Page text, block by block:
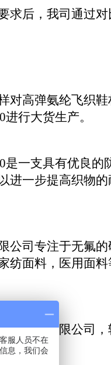
求后，我司通过
对高弹氨纶飞织
进行大货生产。
是一支具有优良的
进一步提高织物的
公司专注于无氟
纺面料，医用面
庄科技有限公司，
服人员不在
息，我们会